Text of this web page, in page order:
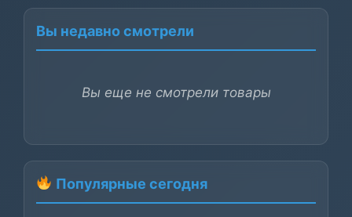
Вы недавно смотрели
Вы еще не смотрели товары
Популярные сегодня